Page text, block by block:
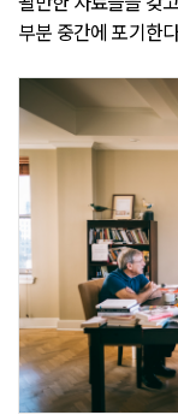
부분 중간에 포기한